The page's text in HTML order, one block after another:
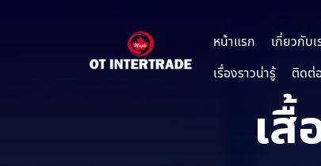
หน้าแรก เกี่ยวกับเ
เรื่องราวน่ารู้
ติดต่
เ